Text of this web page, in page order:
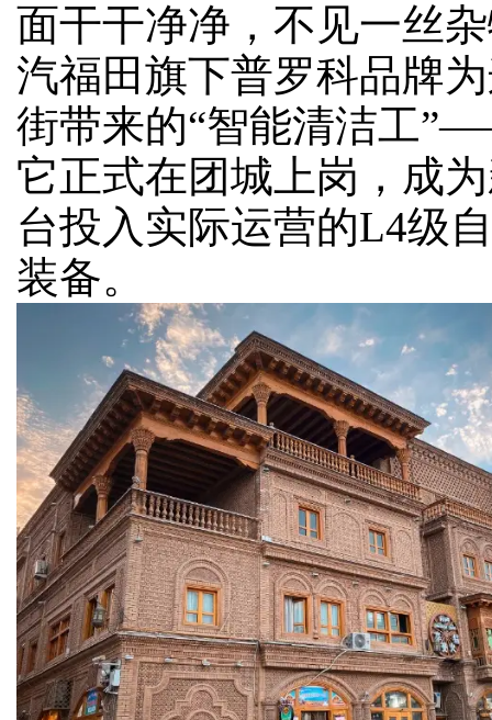
面干干净净，不见一丝
汽福田旗下普罗科品牌
街带来的“智能清洁工
它正式在团城上岗，成
台投入实际运营的L4级
装备。